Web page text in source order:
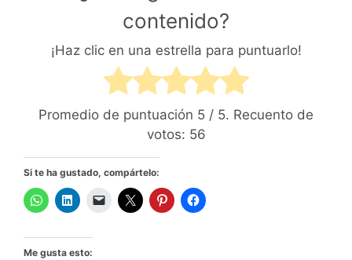
contenido?
¡Haz clic en una estrella para puntuarlo!
Promedio de puntuación 5 / 5. Recuento de
votos: 56
Si te ha gustado, compártelo:
Me gusta esto: